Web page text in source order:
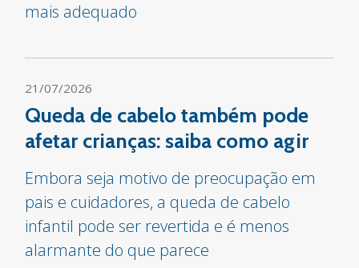
mais adequado
21/07/2026
Queda de cabelo também pode
afetar crianças: saiba como agir
Embora seja motivo de preocupação em
pais e cuidadores, a queda de cabelo
infantil pode ser revertida e é menos
alarmante do que parece